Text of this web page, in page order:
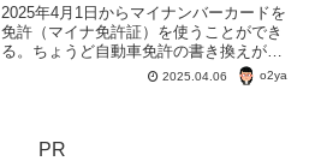
2025年4月1日からマイナンバーカードを
免許（マイナ免許証）を使うことができ
る。ちょうど自動車免許の書き換えが
2025年中にあるので、マイナ免許証の良
いところと悪いところを調べてみた。マ
2025.04.06 o2ya
PR